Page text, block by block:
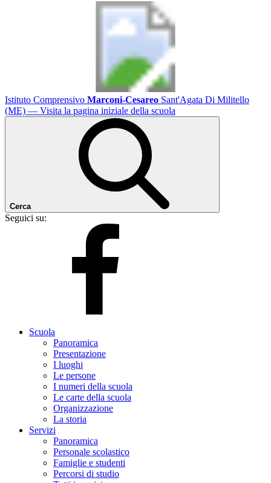
Istituto Comprensivo Marconi-Cesareo Sant'Agata Di Militello
(ME) — Visita la pagina iniziale della scuola
Cerca
Seguici su:
Scuola
Panoramica
Presentazione
I luoghi
Le persone
I numeri della scuola
Le carte della scuola
Organizzazione
La storia
Servizi
Panoramica
Personale scolastico
Famiglie e studenti
Percorsi di studio